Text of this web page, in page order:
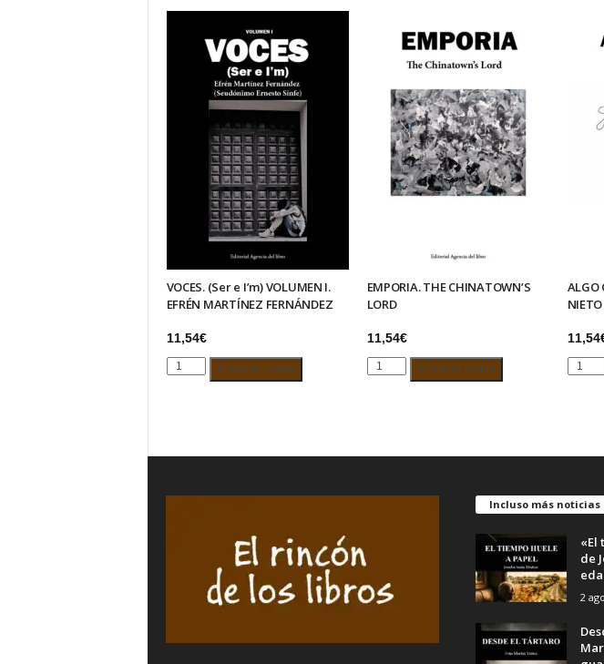
VOCES. (Ser e I’m) VOLUMEN I.
EFRÉN MARTÍNEZ FERNÁNDEZ
11,54€
VOCES.
I.
MARTÍNEZ
Añadir al carrito
EMPORIA. THE CHINATOWN’S
LORD
11,54€
EMPORIA. Añadir al carrito
ALGO
NIETO
11,54
ALGO
Incluso más noticias
«El
de
2